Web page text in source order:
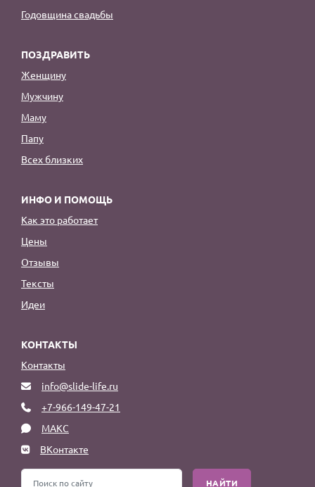
Годовщина свадьбы
ПОЗДРАВИТЬ
Женщину
Мужчину
Маму
Папу
Всех близких
ИНФО И ПОМОЩЬ
Как это работает
Цены
Отзывы
Тексты
Идеи
КОНТАКТЫ
Контакты
info@slide-life.ru
+7-966-149-47-21
МАКС
ВКонтакте
НАЙТИ